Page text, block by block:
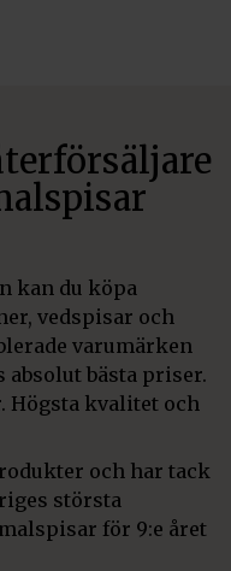
kan du köpa
vedspisar och
varumärken
absolut bästa priser.
Högsta kvalitet och
och har tack
största
för 9:e året